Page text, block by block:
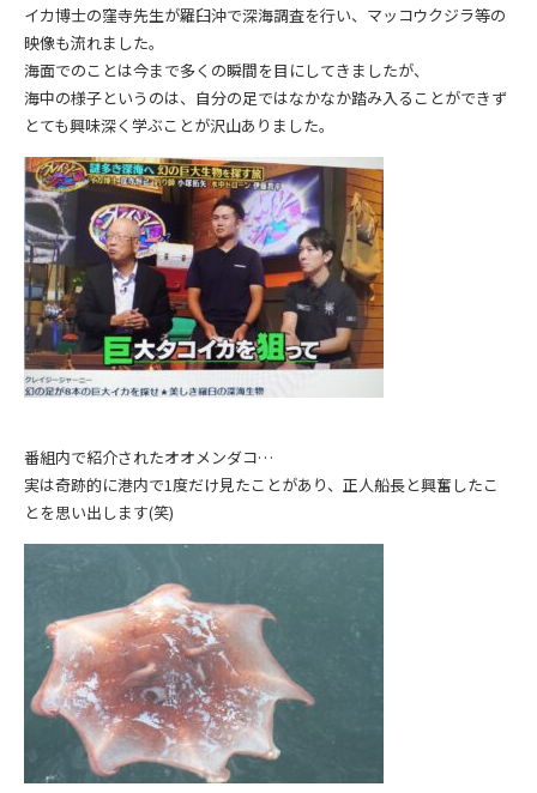
イカ博士の窪寺先生が羅臼沖で深海調査を行い、マッコウクジラ等の
映像も流れました。
海面でのことは今まで多くの瞬間を目にしてきましたが、
海中の様子というのは、自分の足ではなかなか踏み入ることができず
とても興味深く学ぶことが沢山ありました。
番組内で紹介されたオオメンダコ…
実は奇跡的に港内で1度だけ見たことがあり、正人船長と興奮したこ
とを思い出します(笑)